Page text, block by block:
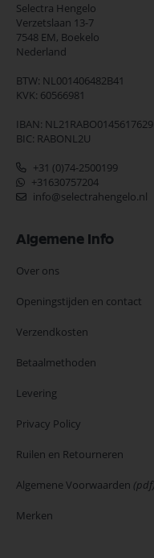
Selectra Hengelo
Verzetslaan 13-7
7548 EM, Boekelo
Nederland
BTW: NL001406482B41
KVK: 60566981
IBAN: NL21RABO0145617629
BIC: RABONL2U
+31 (0)74-2500199
+31630757204
info@selectrahengelo.nl
Algemene Info
Over ons
Openingstijden en contact
Verzendkosten
Betaalmethoden
Levering
Privacy Policy
Ruilen en Retourneren
Algemene Voorwaarden (pdf)
Merken